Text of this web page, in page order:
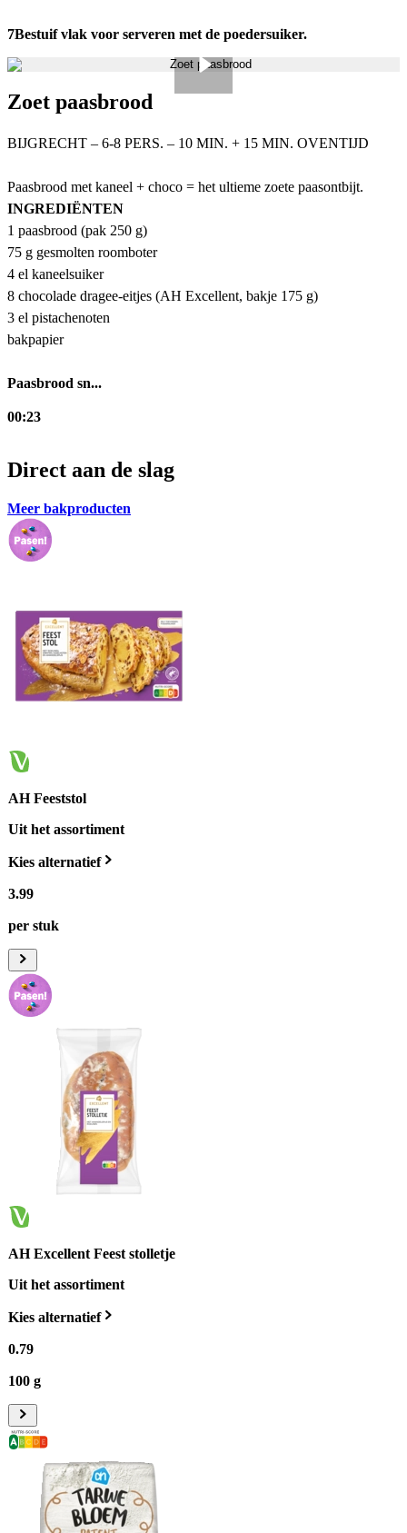
7Bestuif vlak voor serveren met de poedersuiker.
Zoet paasbrood
BIJGRECHT – 6-8 PERS. – 10 MIN. + 15 MIN. OVENTIJD
Paasbrood met kaneel + choco = het ultieme zoete paasontbijt.
INGREDIËNTEN
1 paasbrood (pak 250 g)
75 g gesmolten roomboter
4 el kaneelsuiker
8 chocolade dragee-eitjes (AH Excellent, bakje 175 g)
3 el pistachenoten
bakpapier
Paasbrood sn...
00:23
Direct aan de slag
Meer bakproducten
AH Feeststol
Uit het assortiment
Kies alternatief
3.99
per stuk
AH Excellent Feest stolletje
Uit het assortiment
Kies alternatief
0.79
100 g